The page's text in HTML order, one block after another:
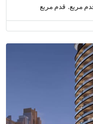
قدم مربع